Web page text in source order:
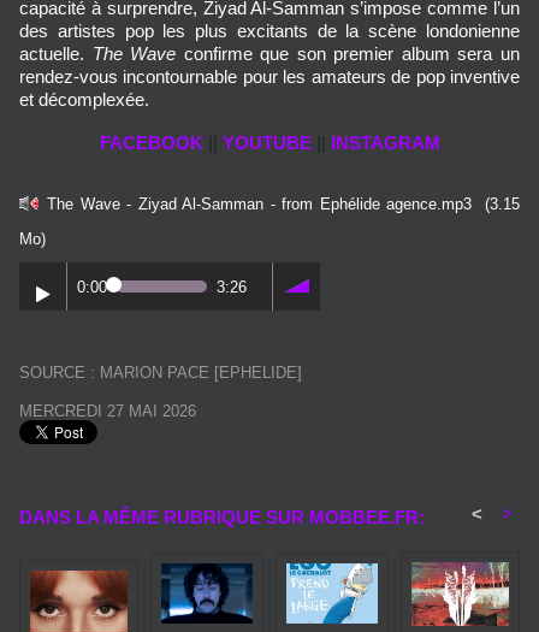
capacité à surprendre, Ziyad Al‑Samman s’impose comme l’un
des artistes pop les plus excitants de la scène londonienne
actuelle. The Wave confirme que son premier album sera un
rendez‑vous incontournable pour les amateurs de pop inventive
et décomplexée.
FACEBOOK YOUTUBE INSTAGRAM
The Wave - Ziyad Al-Samman - from Ephélide agence.mp3
(3.15
Mo)
0:00 3:26
SOURCE : MARION PACE [EPHELIDE]
MERCREDI 27 MAI 2026
DANS LA MÊME RUBRIQUE SUR MOBBEE.FR: < >